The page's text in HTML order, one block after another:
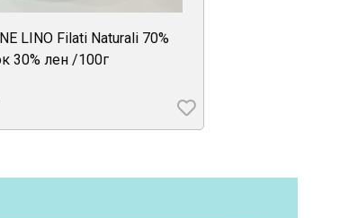
LINO Filati Naturali 70%
30% лен /100г